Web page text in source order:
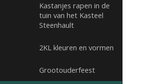
Kastanjes rapen in de
tuin van het Kasteel
Steenhault
2KL kleuren en vormen
Grootouderfeest